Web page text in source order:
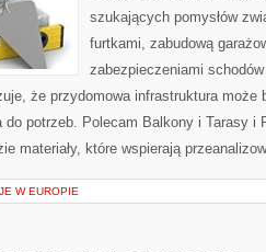
szukających pomysłów
furtkami, zabudową
zabezpieczeniami
że przydomowa infrastruktura może
do potrzeb. Polecam Balkony i Tarasy i
materiały, które wspierają
W EUROPIE